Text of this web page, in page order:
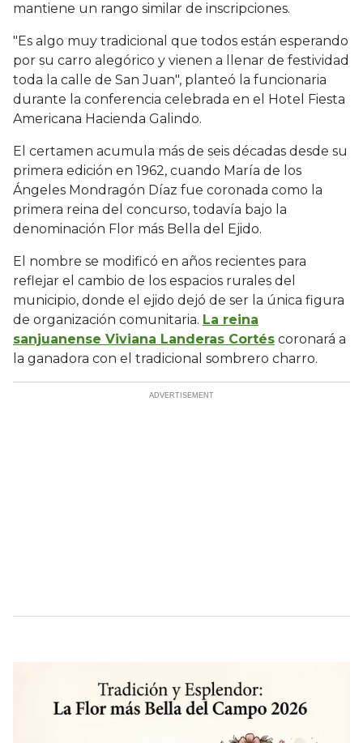
mantiene un rango similar de inscripciones.
"Es algo muy tradicional que todos están esperando
por su carro alegórico y vienen a llenar de festividad
toda la calle de San Juan", planteó la funcionaria
durante la conferencia celebrada en el Hotel Fiesta
Americana Hacienda Galindo.
El certamen acumula más de seis décadas desde su
primera edición en 1962, cuando María de los
Ángeles Mondragón Díaz fue coronada como la
primera reina del concurso, todavía bajo la
denominación Flor más Bella del Ejido.
El nombre se modificó en años recientes para
reflejar el cambio de los espacios rurales del
municipio, donde el ejido dejó de ser la única figura
de organización comunitaria. La reina
sanjuanense Viviana Landeras Cortés coronará a
la ganadora con el tradicional sombrero charro.